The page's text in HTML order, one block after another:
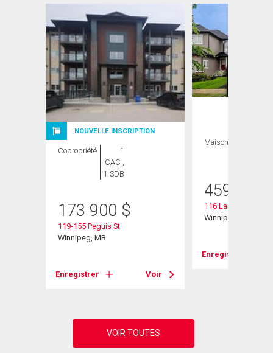
NOUVELLE INSCRIPTION
Copropriété
1
CAC ,
1 SDB
173 900 $
119-155 Peguis St
Winnipeg, MB
Enregistrer Voir
Maison
459 900
116 Larry Vickar
Winnipeg, MB
Enregistrer